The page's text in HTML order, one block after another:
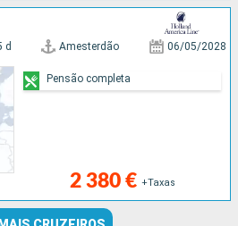
d Amesterdão 06/05/2028
2 380 € +Taxas
Pensão completa